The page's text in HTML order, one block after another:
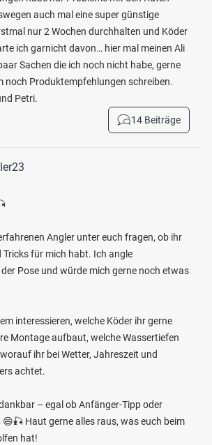
auch mal eine super günstige
nur 2 Wochen durchhalten und Köder
ich garnicht davon… hier mal meinen Ali
Sachen die ich noch nicht habe, gerne
noch Produktempfehlungen schreiben.
Petri.
14 Beiträge
Angler unter euch fragen, ob ihr
Tricks für mich habt. Ich angle
Pose und würde mich gerne noch etwas
interessieren, welche Köder ihr gerne
Montage aufbaut, welche Wassertiefen
ihr bei Wetter, Jahreszeit und
achtet.
– egal ob Anfänger-Tipp oder
Haut gerne alles raus, was euch beim
hat!